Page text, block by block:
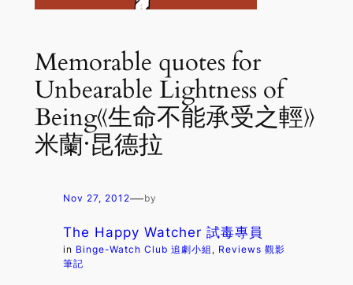
Memorable quotes for
Unbearable Lightness of
Being《生命不能承受之輕》
米蘭‧昆德拉
Nov 27, 2012—by
The Happy Watcher 試毒專員
in Binge-Watch Club 追劇小組 , Reviews 觀影
筆記